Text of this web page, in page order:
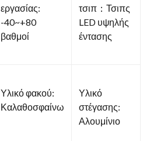
εργασίας:
-40~+80
βαθμοί
τσιπ：Τσιπς
LED υψηλής
έντασης
Υλικό φακού:
Καλαθοσφαίνω
Υλικό
στέγασης:
Αλουμίνιο